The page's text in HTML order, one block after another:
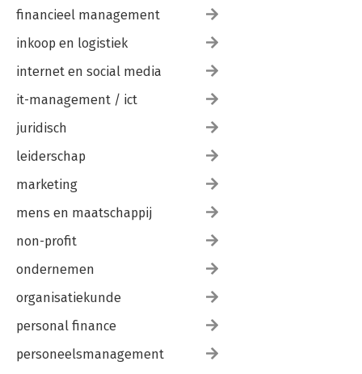
financieel management
inkoop en logistiek
internet en social media
it-management / ict
juridisch
leiderschap
marketing
mens en maatschappij
non-profit
ondernemen
organisatiekunde
personal finance
personeelsmanagement